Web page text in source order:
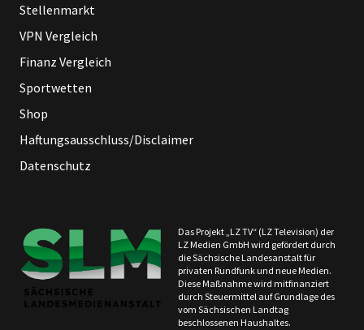
Stellenmarkt
VPN Vergleich
Finanz Vergleich
Sportwetten
Shop
Haftungsausschluss/Disclaimer
Datenschutz
Das Projekt „LZ TV“ (LZ Television) der
LZ Medien GmbH wird gefördert durch
die Sächsische Landesanstalt für
privaten Rundfunk und neue Medien.
Diese Maßnahme wird mitfinanziert
durch Steuermittel auf Grundlage des
vom Sächsischen Landtag
beschlossenen Haushaltes.